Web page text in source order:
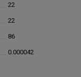
22
22
86
0.000042